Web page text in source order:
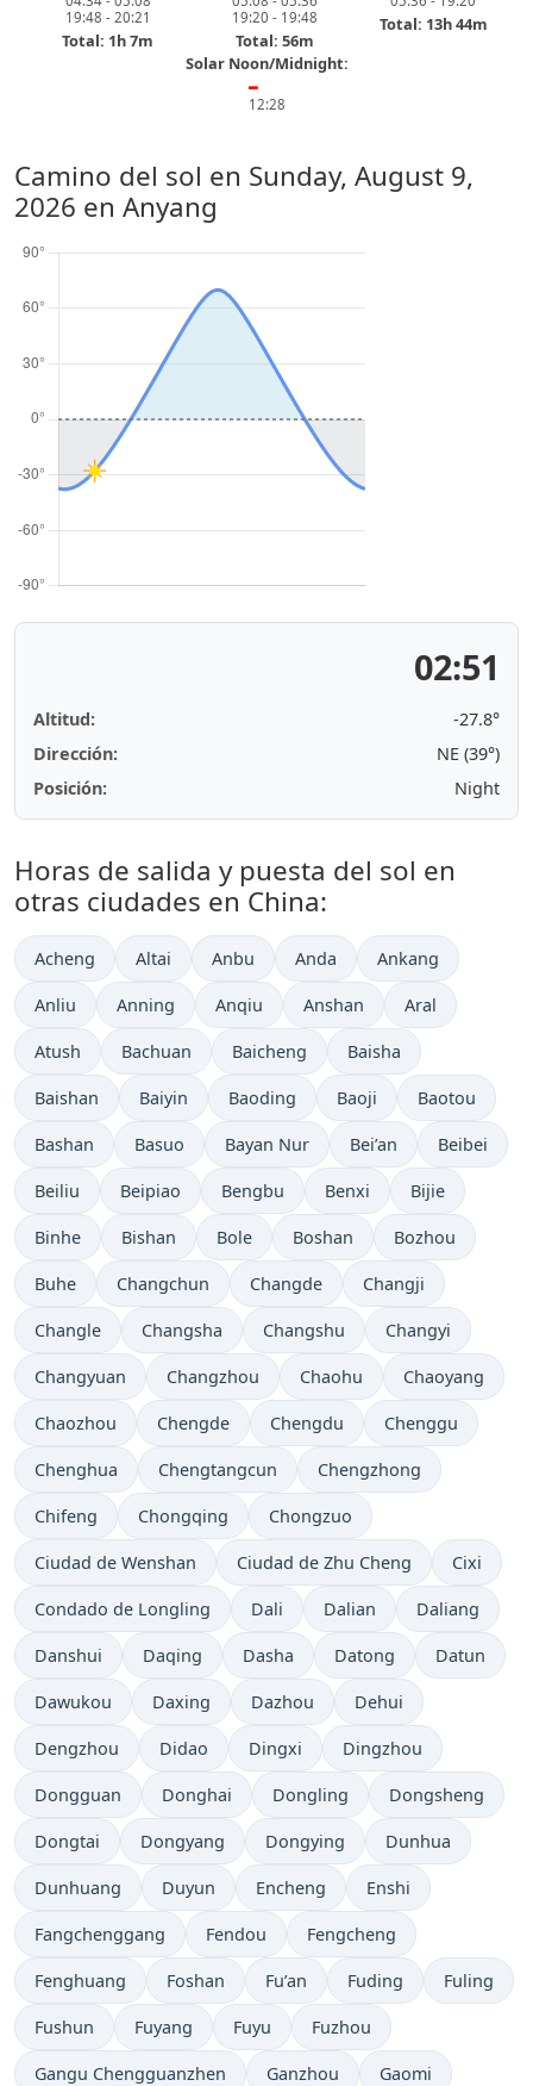
19:48 - 20:21
Total: 1h 7m
19:20 - 19:48
Total: 56m
Total: 13h 44m
Solar Noon/Midnight:
━
12:28
Camino del sol en Sunday, August 9,
2026 en Anyang
02:51
Altitud:
-27.8°
Dirección:
NE (39°)
Posición:
Night
Horas de salida y puesta del sol en
otras ciudades en China:
Acheng Altai Anbu Anda Ankang
Anliu Anning Anqiu Anshan Aral
Atush Bachuan Baicheng Baisha
Baishan Baiyin Baoding Baoji Baotou
Bashan Basuo Bayan Nur Bei’an Beibei
Beiliu Beipiao Bengbu Benxi Bijie
Binhe Bishan Bole Boshan Bozhou
Buhe Changchun Changde Changji
Changle Changsha Changshu Changyi
Changyuan Changzhou Chaohu Chaoyang
Chaozhou Chengde Chengdu Chenggu
Chenghua Chengtangcun Chengzhong
Chifeng Chongqing Chongzuo
Ciudad de Wenshan Ciudad de Zhu Cheng Cixi
Condado de Longling Dali Dalian Daliang
Danshui Daqing Dasha Datong Datun
Dawukou Daxing Dazhou Dehui
Dengzhou Didao Dingxi Dingzhou
Dongguan Donghai Dongling Dongsheng
Dongtai Dongyang Dongying Dunhua
Dunhuang Duyun Encheng Enshi
Fangchenggang Fendou Fengcheng
Fenghuang Foshan Fu’an Fuding Fuling
Fushun Fuyang Fuyu Fuzhou
Gangu Chengguanzhen Ganzhou Gaomi